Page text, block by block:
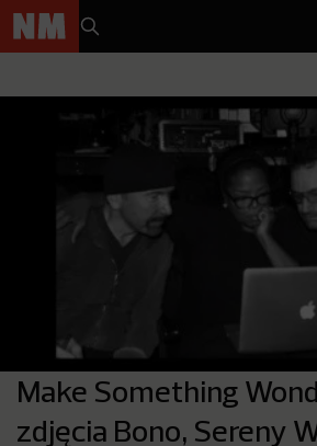
Make Something
zdjęcia Bono, Sereny